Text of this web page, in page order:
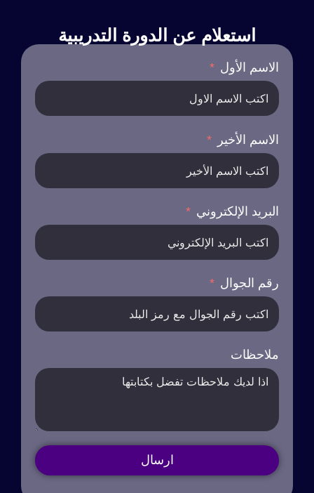
استعلام عن الدورة التدريبية
الاسم الأول
الاسم الأخير
البريد الإلكتروني
رقم الجوال
ملاحظات
ارسال